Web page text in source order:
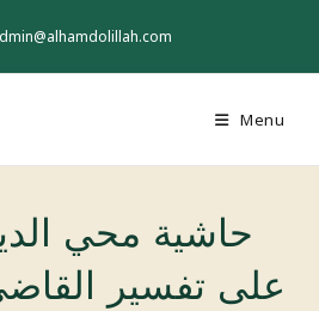
Menu
حاشية محي
على تفسير